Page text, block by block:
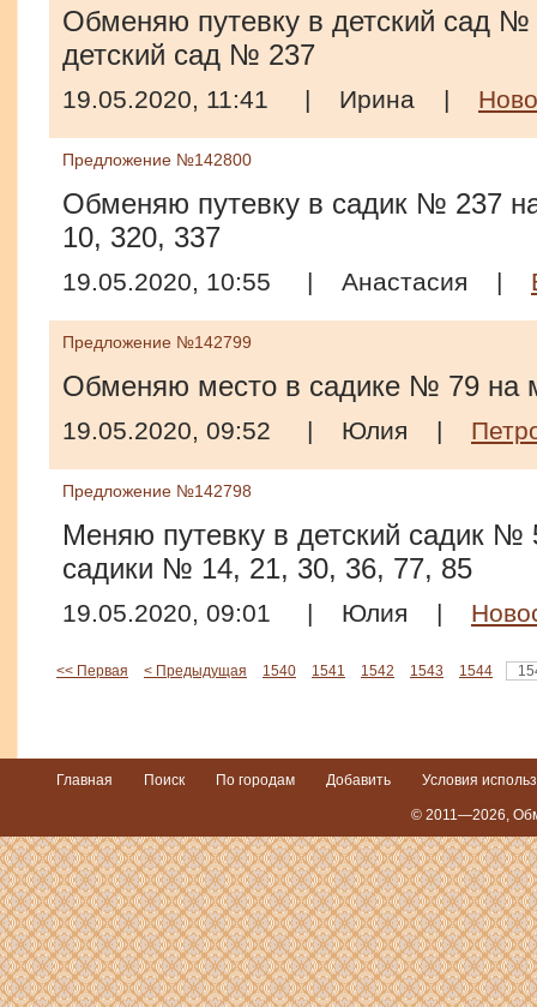
Обменяю путевку в детский сад №
детский сад № 237
19.05.2020, 11:41 | Ирина |
Предложение №142800
Обменяю путевку в садик № 237
10, 320, 337
19.05.2020, 10:55 | Анастасия |
Предложение №142799
Обменяю место в садике № 79 на
19.05.2020, 09:52 | Юлия |
Предложение №142798
Меняю путевку в детский садик №
садики № 14, 21, 30, 36, 77, 85
19.05.2020, 09:01 | Юлия |
<< Первая < Предыдущая 1540 1541 1542 1543 1544
Главная Поиск По городам Добавить Условия
© 2011—2026,